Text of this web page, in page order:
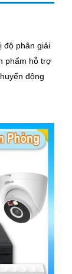
độ phân giải
động